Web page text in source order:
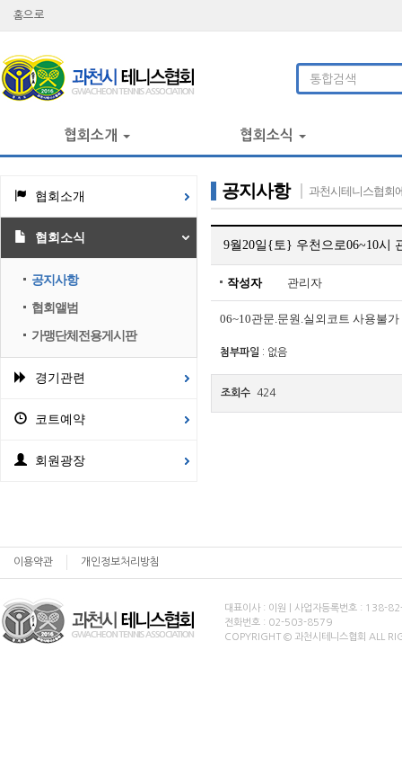
홈으로
협회소개 협회소식
협회소개
협회소식
공지사항
협회앨범
가맹단체전용게시판
경기관련
코트예약
회원광장
공지사항 과천시테니스협회
9월20일{토} 우천으로06~10시
작성자 관리자
06~10관문.문원.실외코트 사용불
첨부파일 : 없음
조회수 424
이용약관 개인정보처리방침
대표이사 : 이원 | 사업자등록번호 : 138-
전화번호 : 02-503-8579
COPYRIGHT © 과천시테니스협회 ALL